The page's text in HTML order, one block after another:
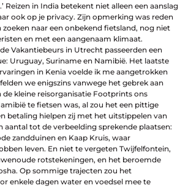
Reizen in India betekent niet alleen een aanslag
ook op je privacy. Zijn opmerking was reden
naar een onbekend fietsland, nog niet
en met een aangenaam klimaat.
Vakantiebeurs in Utrecht passeerden een
Uruguay, Suriname en Namibië. Het laatste
in Kenia voelde ik me aangetrokken
we enigszins vanwege het gebrek aan
kleine reisorganisatie Footprints ons
te fietsen was, al zou het een pittige
betaling hielpen zij met het uitstippelen van
aantal tot de verbeelding sprekende plaatsen:
zandduinen en Kaap Kruis, waar
leven. En niet te vergeten Twijfelfontein,
rotstekeningen, en het beroemde
Op sommige trajecten zou het
enkele dagen water en voedsel mee te